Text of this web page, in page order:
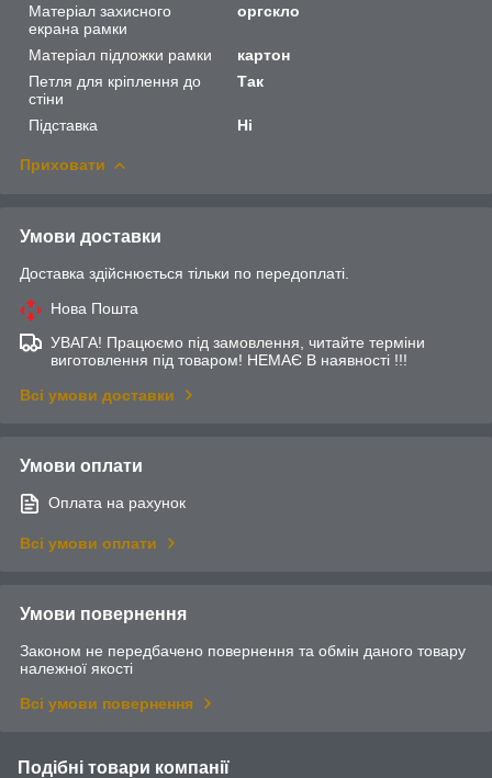
Матеріал захисного
екрана рамки
оргскло
Матеріал підложки рамки
картон
Петля для кріплення до
стіни
Так
Підставка Ні
Приховати
Умови доставки
Доставка здійснюється тільки по передоплаті.
Нова Пошта
УВАГА! Працюємо під замовлення, читайте терміни
виготовлення під товаром! НЕМАЄ В наявності !!!
Всі умови доставки
Умови оплати
Оплата на рахунок
Всі умови оплати
Умови повернення
Законом не передбачено повернення та обмін даного товару
належної якості
Всі умови повернення
Подібні товари компанії